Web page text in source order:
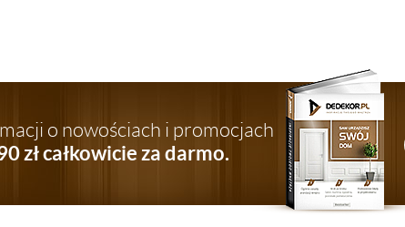
o nowościach i promocjach
zł całkowicie za darmo.